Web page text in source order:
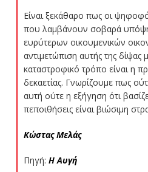
Είναι ξεκάθαρο πως οι
που λαμβάνουν σοβαρά υπόψη
ευρύτερων οικουμενικών
αντιμετώπιση αυτής της δίψας
καταστροφικό τρόπο είναι η
δεκαετίας. Γνωρίζουμε πως
αυτή ούτε η εξήγηση ότι
πεποιθήσεις είναι βιώσιμη
Κώστας Μελάς
Πηγή: Η Αυγή